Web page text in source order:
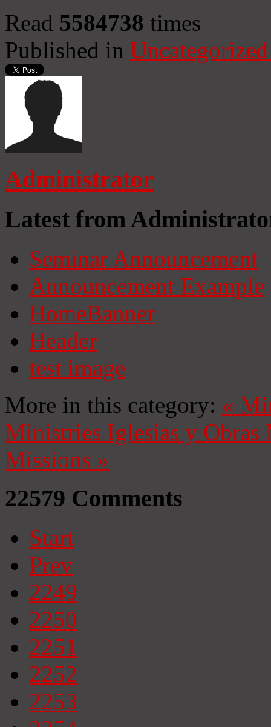
Read 5584738 times
Published in
Administrator
Latest from
Seminar Announcement
Announcement Example
HomeBanner
Header
test image
More in this category: «
Ministries Iglesias y Obras
Missions »
22579 Comments
Start
Prev
2249
2250
2251
2252
2253